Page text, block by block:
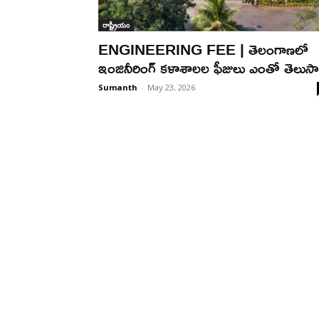
రాష్ట్రీయం
ENGINEERING FEE | తెలంగాణ‌లో
ఇంజినీరింగ్ క‌ళాశాల‌ల ఫీజులు ఎంతో
Sumanth - May 23, 2026